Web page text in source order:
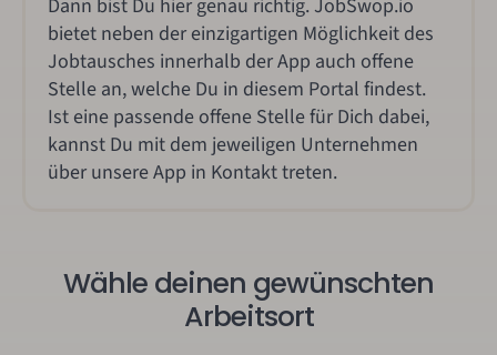
Dann bist Du hier genau richtig. JobSwop.io
bietet neben der einzigartigen Möglichkeit des
Jobtausches innerhalb der App auch offene
Stelle an, welche Du in diesem Portal findest.
Ist eine passende offene Stelle für Dich dabei,
kannst Du mit dem jeweiligen Unternehmen
über unsere App in Kontakt treten.
Wähle deinen gewünschten
Arbeitsort